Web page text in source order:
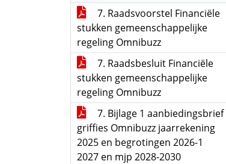
7. Raadsvoorstel Financiële
stukken gemeenschappelijke
regeling Omnibuzz
7. Raadsbesluit Financiële
stukken gemeenschappelijke
regeling Omnibuzz
7. Bijlage 1 aanbiedingsbrief
griffies Omnibuzz jaarrekening
2025 en begrotingen 2026-1
2027 en mjp 2028-2030